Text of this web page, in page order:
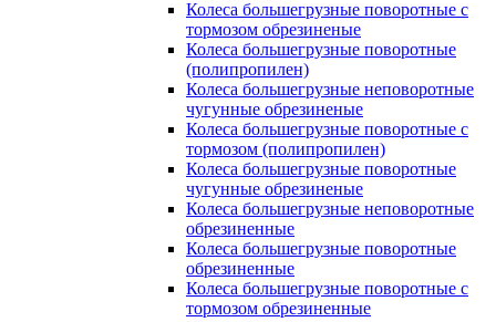
Колеса большегрузные поворотные с
тормозом обрезиненые
Колеса большегрузные поворотные
(полипропилен)
Колеса большегрузные неповоротные
чугунные обрезиненые
Колеса большегрузные поворотные с
тормозом (полипропилен)
Колеса большегрузные поворотные
чугунные обрезиненые
Колеса большегрузные неповоротные
обрезиненные
Колеса большегрузные поворотные
обрезиненные
Колеса большегрузные поворотные с
тормозом обрезиненные